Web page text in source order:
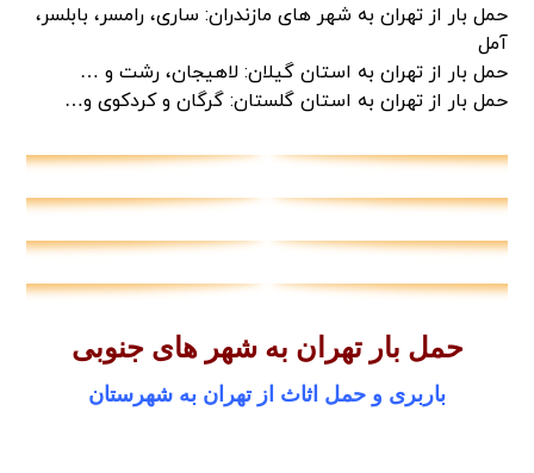
حمل بار از تهران به شهر های مازندران: ساری، رامسر، بابلسر،
آمل
حمل بار از تهران به استان گیلان: لاهیجان، رشت و …
حمل بار از تهران به استان گلستان: گرگان و کردکوی و…
حمل بار تهران به شهر های جنوبی
باربری و حمل اثاث از تهران به شهرستان